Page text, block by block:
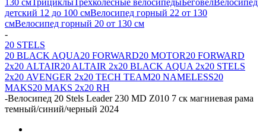
детский 12 до 100 смВелосипед горный 22 от 130
смВелосипед горный 20 от 130 см
-
20 STELS
20 BLACK AQUA20 FORWARD20 MOTOR20 FORWARD
2х20 ALTAIR20 ALTAIR 2х20 BLACK AQUA 2x20 STELS
2х20 AVENGER 2х20 TECH TEAM20 NAMELESS20
MAKS20 MAKS 2x20 RH
-Велосипед 20 Stels Leader 230 MD Z010 7 ск магниевая рама
темный/синий/черный 2024